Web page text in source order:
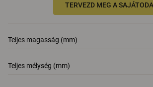
TERVEZD MEG A
Teljes magasság (mm)
Teljes mélység (mm)